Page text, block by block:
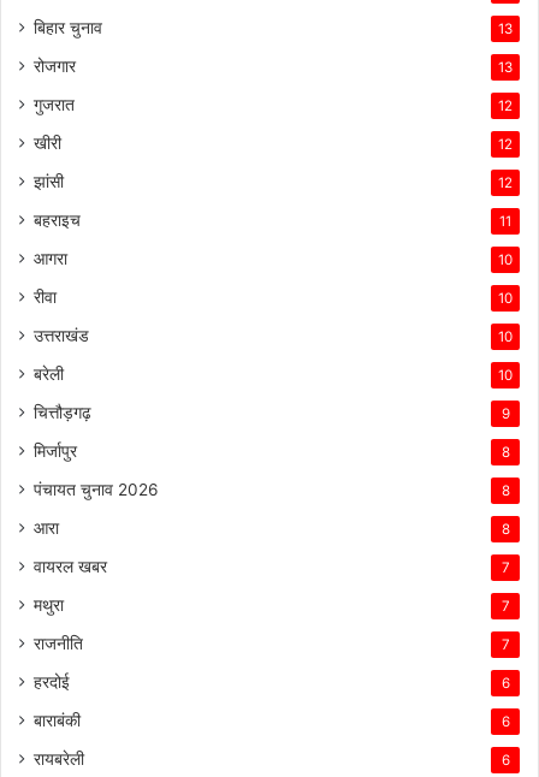
बिहार चुनाव 13
रोजगार 13
गुजरात 12
खीरी 12
झांसी 12
बहराइच 11
आगरा 10
रीवा 10
उत्तराखंड 10
बरेली 10
चित्तौड़गढ़ 9
मिर्जापुर 8
पंचायत चुनाव 2026 8
आरा 8
वायरल खबर 7
मथुरा 7
राजनीति 7
हरदोई 6
बाराबंकी 6
रायबरेली 6